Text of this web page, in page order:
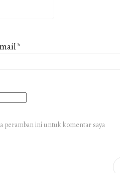
*
peramban ini untuk komentar saya